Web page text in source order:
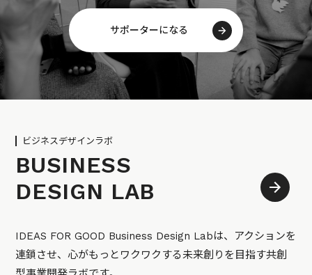
サポーターになる
ビジネスデザインラボ
BUSINESS
DESIGN LAB
IDEAS FOR GOOD Business Design Labは、アクションを
連鎖させ、心がもっとワクワクする未来創りを目指す共創